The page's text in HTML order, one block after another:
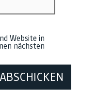
Website in
nächsten